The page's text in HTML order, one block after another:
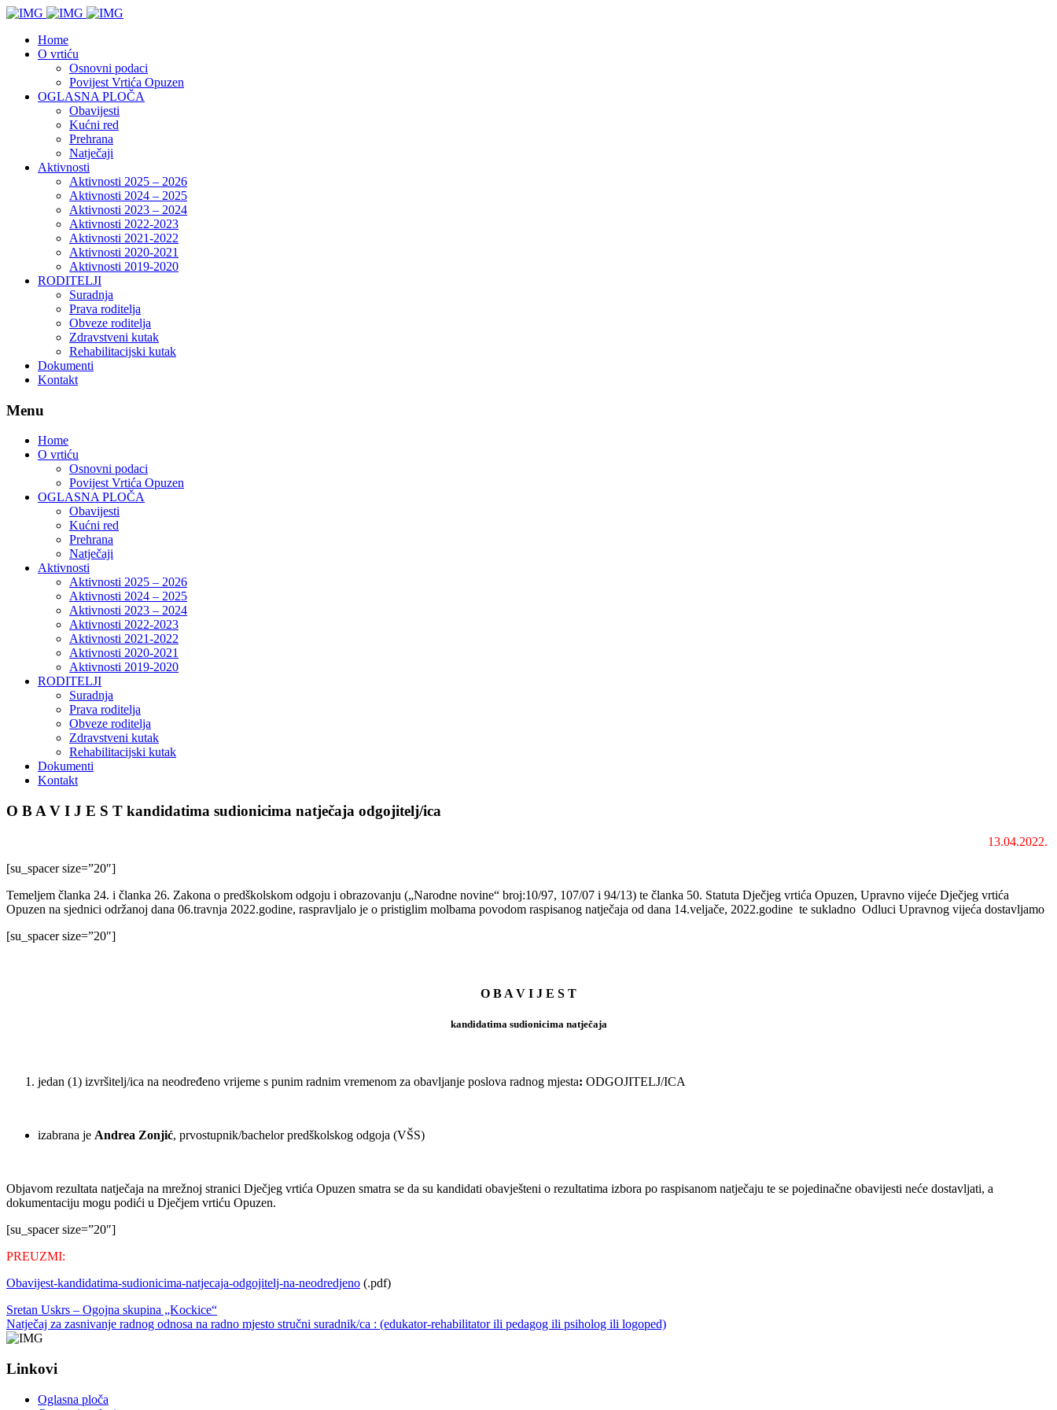
Home
O vrtiću
Osnovni podaci
Povijest Vrtića Opuzen
OGLASNA PLOČA
Obavijesti
Kućni red
Prehrana
Natječaji
Aktivnosti
Aktivnosti 2025 – 2026
Aktivnosti 2024 – 2025
Aktivnosti 2023 – 2024
Aktivnosti 2022-2023
Aktivnosti 2021-2022
Aktivnosti 2020-2021
Aktivnosti 2019-2020
RODITELJI
Suradnja
Prava roditelja
Obveze roditelja
Zdravstveni kutak
Rehabilitacijski kutak
Dokumenti
Kontakt
Menu
Home
O vrtiću
Osnovni podaci
Povijest Vrtića Opuzen
OGLASNA PLOČA
Obavijesti
Kućni red
Prehrana
Natječaji
Aktivnosti
Aktivnosti 2025 – 2026
Aktivnosti 2024 – 2025
Aktivnosti 2023 – 2024
Aktivnosti 2022-2023
Aktivnosti 2021-2022
Aktivnosti 2020-2021
Aktivnosti 2019-2020
RODITELJI
Suradnja
Prava roditelja
Obveze roditelja
Zdravstveni kutak
Rehabilitacijski kutak
Dokumenti
Kontakt
O B A V I J E S T kandidatima sudionicima natječaja odgojitelj/ica
13.04.2022.
[su_spacer size=”20″]
Temeljem članka 24. i članka 26. Zakona o predškolskom odgoju i obrazovanju („Narodne novine“ broj:10/97, 107/07 i 94/13) te članka 50. Statuta Dječjeg vrtića Opuzen, Upravno vijeće Dječjeg vrtića
Opuzen na sjednici održanoj dana 06.travnja 2022.godine, raspravljalo je o pristiglim molbama povodom raspisanog natječaja od dana 14.veljače, 2022.godine te sukladno Odluci Upravnog vijeća dostavljamo
[su_spacer size=”20″]
O B A V I J E S T
kandidatima sudionicima natječaja
jedan (1) izvršitelj/ica na neodređeno vrijeme s punim radnim vremenom za obavljanje poslova radnog mjesta: ODGOJITELJ/ICA
izabrana je Andrea Zonjić, prvostupnik/bachelor predškolskog odgoja (VŠS)
Objavom rezultata natječaja na mrežnoj stranici Dječjeg vrtića Opuzen smatra se da su kandidati obavješteni o rezultatima izbora po raspisanom natječaju te se pojedinačne obavijesti neće dostavljati, a
dokumentaciju mogu podići u Dječjem vrtiću Opuzen.
[su_spacer size=”20″]
PREUZMI:
Obavijest-kandidatima-sudionicima-natjecaja-odgojitelj-na-neodredjeno (.pdf)
Sretan Uskrs – Ogojna skupina „Kockice“
Natječaj za zasnivanje radnog odnosa na radno mjesto stručni suradnik/ca : (edukator-rehabilitator ili pedagog ili psiholog ili logoped)
Linkovi
Oglasna ploča